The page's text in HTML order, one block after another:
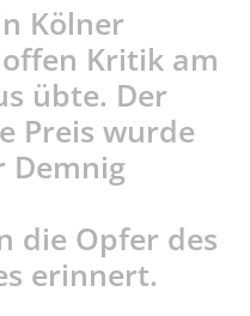
Kölner
Kritik am
übte. Der
Preis wurde
Demnig
die Opfer des
erinnert.